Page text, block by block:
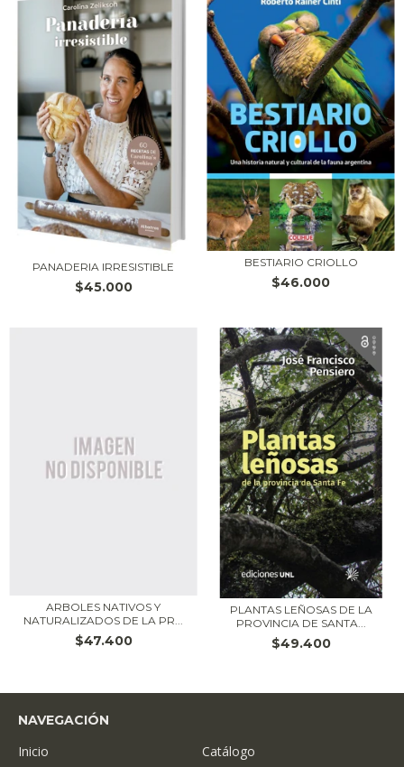
PANADERIA IRRESISTIBLE
$45.000
BESTIARIO CRIOLLO
$46.000
ARBOLES NATIVOS Y
NATURALIZADOS DE LA PR...
$47.400
PLANTAS LEÑOSAS DE LA
PROVINCIA DE SANTA...
$49.400
NAVEGACIÓN
Inicio Catálogo